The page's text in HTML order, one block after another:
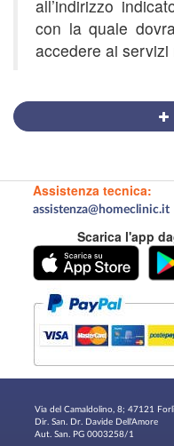
all’indirizzo
con la quale
accedere ai servizi
Assistenza tecnica:
assistenza@homeclinic.it
Scarica l'app
Via del Camaldolino, 8; 47121
Dir. San. Dr. Davide Dell'Amore
Aut. San. PG 0003258/1